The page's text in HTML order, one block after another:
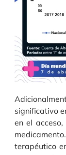
significativo
en el
terapéutico